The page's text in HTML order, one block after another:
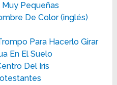
Pequeñas
De Color (inglés)
Para Hacerlo Girar
En El Suelo
Del Iris